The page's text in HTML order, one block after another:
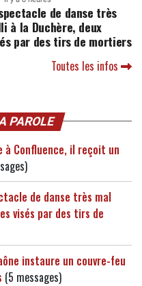
de danse très
à la Duchère, deux
par des tirs de mortiers
Toutes les infos
PAROLE
à Confluence, il reçoit un
de danse très mal
visés par des tirs de
instaure un couvre-feu
(5 messages)